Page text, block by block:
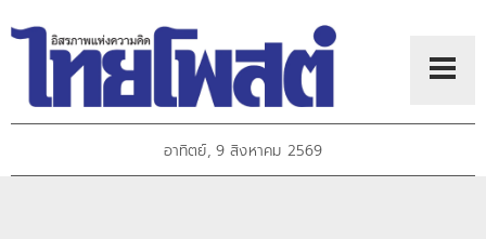
อาทิตย์, 9 สิงหาคม 2569